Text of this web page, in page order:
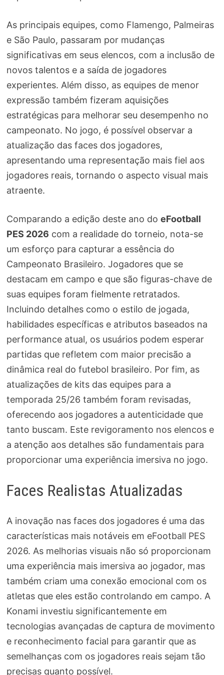
As principais equipes, como Flamengo, Palmeiras
e São Paulo, passaram por mudanças
significativas em seus elencos, com a inclusão de
novos talentos e a saída de jogadores
experientes. Além disso, as equipes de menor
expressão também fizeram aquisições
estratégicas para melhorar seu desempenho no
campeonato. No jogo, é possível observar a
atualização das faces dos jogadores,
apresentando uma representação mais fiel aos
jogadores reais, tornando o aspecto visual mais
atraente.
Comparando a edição deste ano do eFootball
PES 2026 com a realidade do torneio, nota-se
um esforço para capturar a essência do
Campeonato Brasileiro. Jogadores que se
destacam em campo e que são figuras-chave de
suas equipes foram fielmente retratados.
Incluindo detalhes como o estilo de jogada,
habilidades específicas e atributos baseados na
performance atual, os usuários podem esperar
partidas que refletem com maior precisão a
dinâmica real do futebol brasileiro. Por fim, as
atualizações de kits das equipes para a
temporada 25/26 também foram revisadas,
oferecendo aos jogadores a autenticidade que
tanto buscam. Este revigoramento nos elencos e
a atenção aos detalhes são fundamentais para
proporcionar uma experiência imersiva no jogo.
Faces Realistas Atualizadas
A inovação nas faces dos jogadores é uma das
características mais notáveis em eFootball PES
2026. As melhorias visuais não só proporcionam
uma experiência mais imersiva ao jogador, mas
também criam uma conexão emocional com os
atletas que eles estão controlando em campo. A
Konami investiu significantemente em
tecnologias avançadas de captura de movimento
e reconhecimento facial para garantir que as
semelhanças com os jogadores reais sejam tão
precisas quanto possível.